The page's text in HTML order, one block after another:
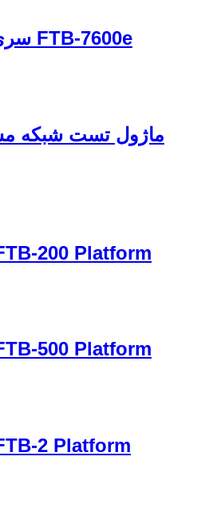
ماژول OTDR سری FTB-7600e
ماژول تست شبکه
200 Platform
500 Platform
2 Platform